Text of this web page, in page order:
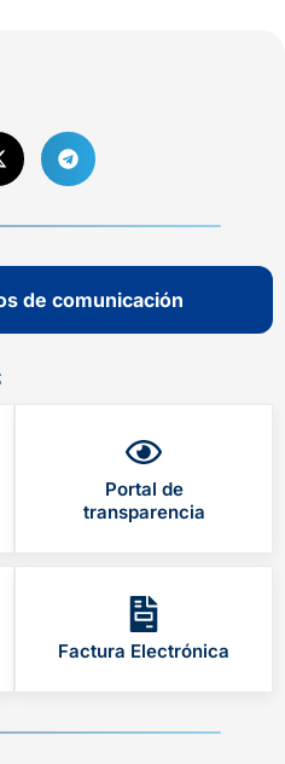
de comunicación
Portal de
transparencia
Factura Electrónica